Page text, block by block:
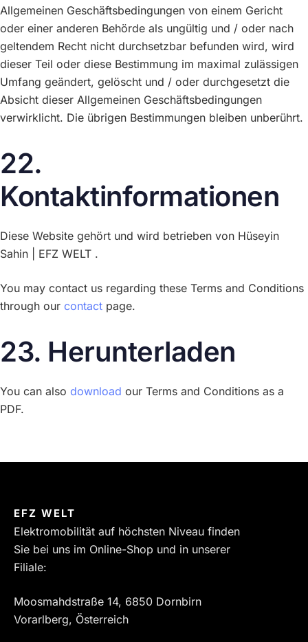
Allgemeinen Geschäftsbedingungen von einem Gericht
oder einer anderen Behörde als ungültig und / oder nach
geltendem Recht nicht durchsetzbar befunden wird, wird
dieser Teil oder diese Bestimmung im maximal zulässigen
Umfang geändert, gelöscht und / oder durchgesetzt die
Absicht dieser Allgemeinen Geschäftsbedingungen
verwirklicht. Die übrigen Bestimmungen bleiben unberührt.
22.
Kontaktinformationen
Diese Website gehört und wird betrieben von Hüseyin
Sahin | EFZ WELT .
You may contact us regarding these Terms and Conditions
through our contact page.
23. Herunterladen
You can also download our Terms and Conditions as a
PDF.
EFZ WELT
Elektromobilität auf höchsten Niveau finden
Sie bei uns im Online-Shop und in unserer
Filiale:
Moosmahdstraße 14, 6850 Dornbirn
Vorarlberg, Österreich